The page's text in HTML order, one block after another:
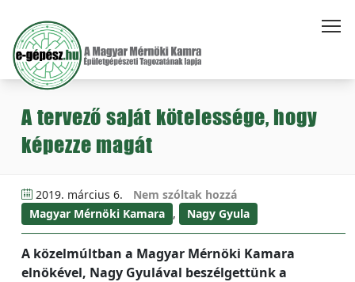
A tervező saját kötelessége, hogy
képezze magát
2019. március 6.
Nem szóltak hozzá
Magyar Mérnöki Kamara , Nagy Gyula
A közelmúltban a Magyar Mérnöki Kamara
elnökével, Nagy Gyulával beszélgettünk a